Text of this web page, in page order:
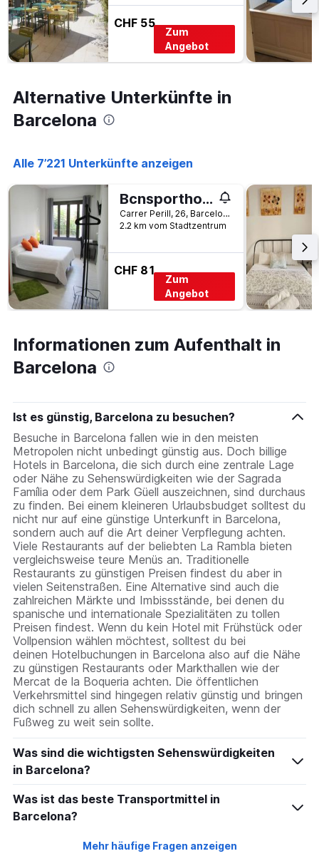
CHF 55
Zum
Angebot
Alternative Unterkünfte in
Barcelona
Alle 7’221 Unterkünfte anzeigen
Bcnsporthostels
Carrer Perill, 26, Barcelona, Spanien
2.2 km vom Stadtzentrum
CHF 81
Zum
Angebot
Informationen zum Aufenthalt in
Barcelona
Ist es günstig, Barcelona zu besuchen?
Besuche in Barcelona fallen wie in den meisten
Metropolen nicht unbedingt günstig aus. Doch billige
Hotels in Barcelona, die sich durch eine zentrale Lage
oder Nähe zu Sehenswürdigkeiten wie der Sagrada
Família oder dem Park Güell auszeichnen, sind durchaus
zu finden. Bei einem kleineren Urlaubsbudget solltest du
nicht nur auf eine günstige Unterkunft in Barcelona,
sondern auch auf die Art deiner Verpflegung achten.
Viele Restaurants auf der beliebten La Rambla bieten
vergleichsweise teure Menüs an. Traditionelle
Restaurants zu günstigen Preisen findest du aber in
vielen Seitenstraßen. Eine Alternative sind auch die
zahlreichen Märkte und Imbissstände, bei denen du
spanische und internationale Spezialitäten zu tollen
Preisen findest. Wenn du kein Hotel mit Frühstück oder
Vollpension wählen möchtest, solltest du bei
deinen Hotelbuchungen in Barcelona also auf die Nähe
zu günstigen Restaurants oder Markthallen wie der
Mercat de la Boqueria achten. Die öffentlichen
Verkehrsmittel sind hingegen relativ günstig und bringen
dich schnell zu allen Sehenswürdigkeiten, wenn der
Fußweg zu weit sein sollte.
Was sind die wichtigsten Sehenswürdigkeiten
in Barcelona?
Was ist das beste Transportmittel in
Barcelona?
Mehr häufige Fragen anzeigen